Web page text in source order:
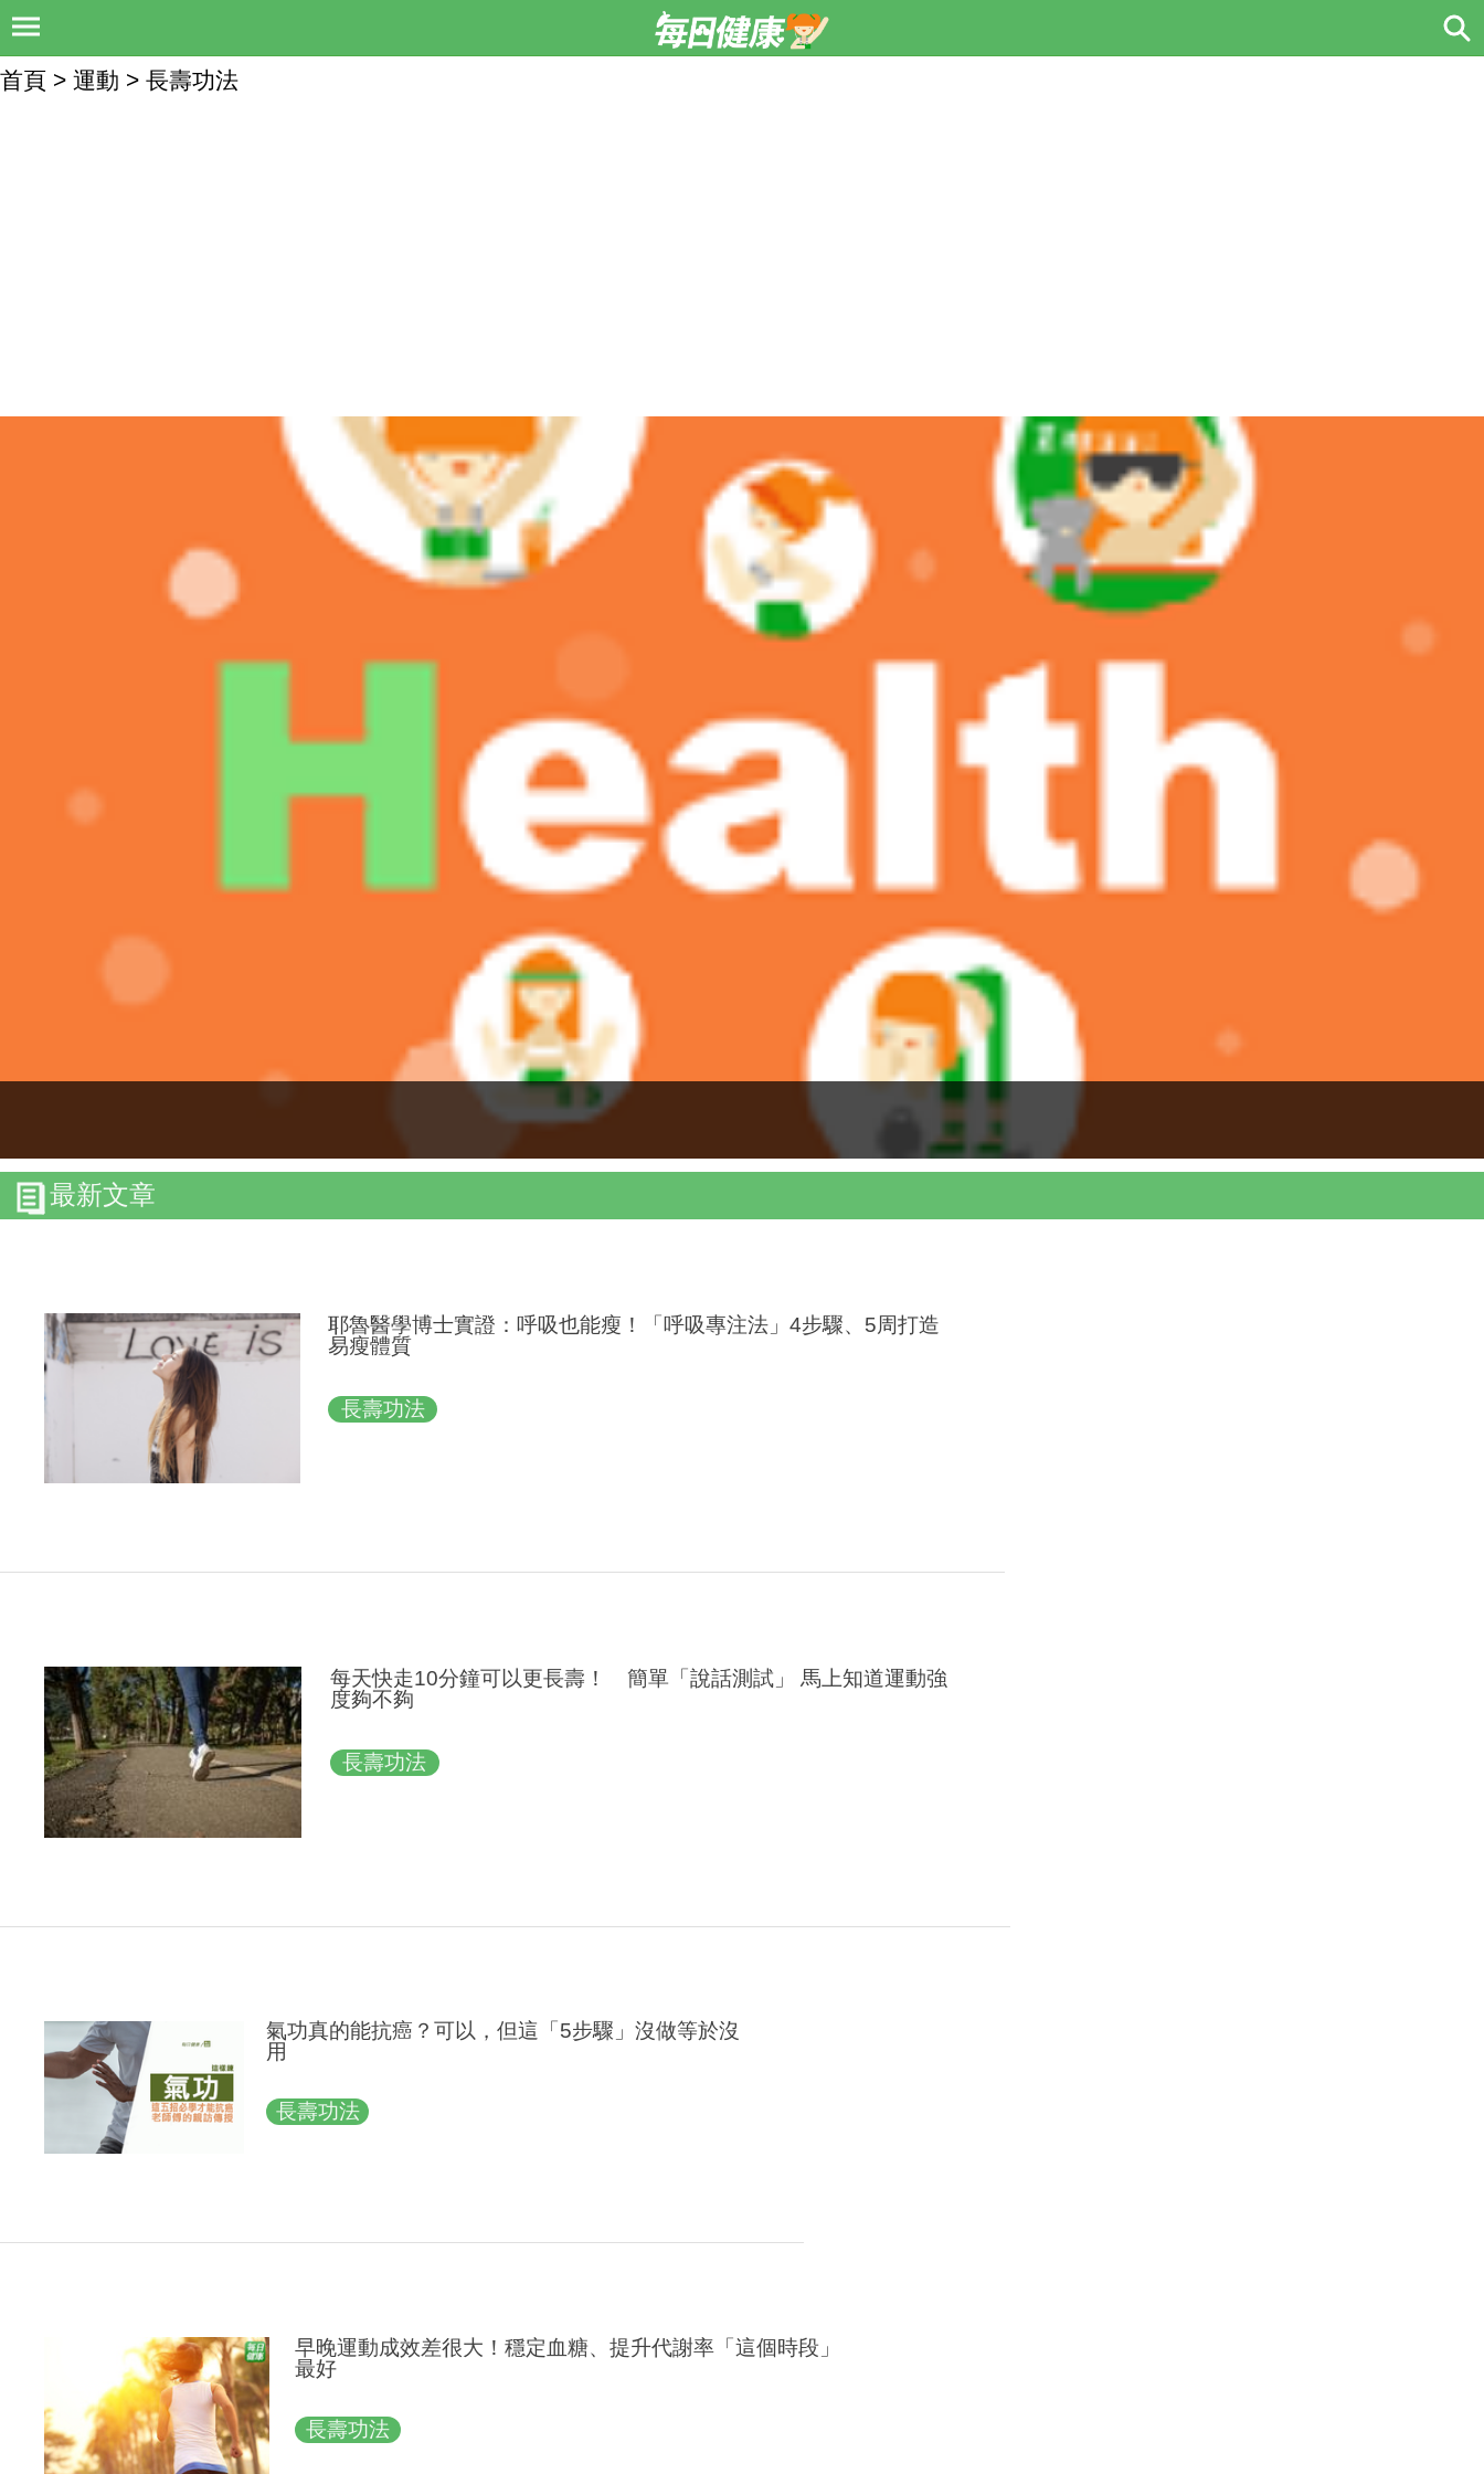
首頁 > 運動 > 長壽功法
最新文章
耶魯醫學博士實證：呼吸也能瘦！「呼吸專注法」4步驟、5周打造
易瘦體質
長壽功法
每天快走10分鐘可以更長壽！ 簡單「說話測試」 馬上知道運動強
度夠不夠
長壽功法
氣功真的能抗癌？可以，但這「5步驟」沒做等於沒
用
長壽功法
早晚運動成效差很大！穩定血糖、提升代謝率「這個時段」
最好
長壽功法